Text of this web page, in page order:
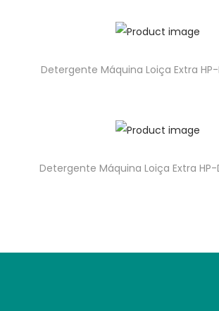
Detergente Máquina Loiça Extra HP-
Detergente Máquina Loiça Extra HP-